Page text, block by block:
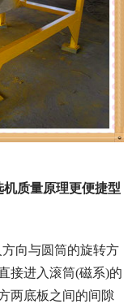
质量原理更便捷型
向与圆筒的旋转方
接进入滚筒(磁系)的
两底板之间的间隙